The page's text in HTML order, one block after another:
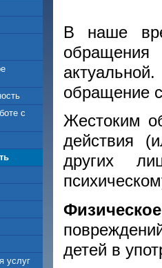
с
услуг
В наше
обращение
Жестоким
действия
других
детей в